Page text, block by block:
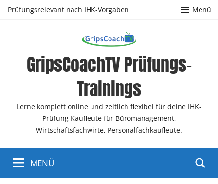
ZumPrüfungsrelevant nach IHK-Vorgaben Menü
GripsCoachTV Prüfungs-
Trainings
Lerne komplett online und zeitlich flexibel für deine IHK-
Prüfung Kaufleute für Büromanagement,
Wirtschaftsfachwirte, Personalfachkaufleute.
MENÜ